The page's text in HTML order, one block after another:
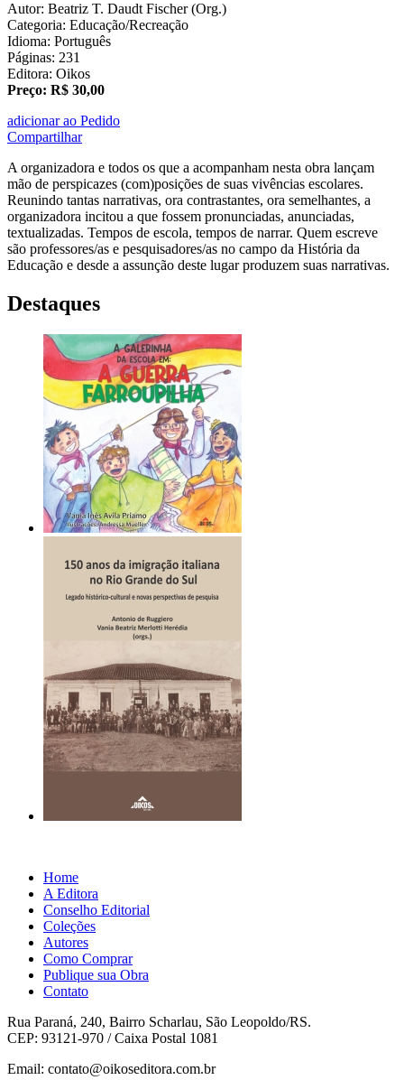
Autor: Beatriz T. Daudt Fischer (Org.)
Categoria: Educação/Recreação
Idioma: Português
Páginas: 231
Editora: Oikos
Preço: R$ 30,00
adicionar ao Pedido
Compartilhar
A organizadora e todos os que a acompanham nesta obra lançam
mão de perspicazes (com)posições de suas vivências escolares.
Reunindo tantas narrativas, ora contrastantes, ora semelhantes, a
organizadora incitou a que fossem pronunciadas, anunciadas,
textualizadas. Tempos de escola, tempos de narrar. Quem escreve
são professores/as e pesquisadores/as no campo da História da
Educação e desde a assunção deste lugar produzem suas narrativas.
Destaques
Home
A Editora
Conselho Editorial
Coleções
Autores
Como Comprar
Publique sua Obra
Contato
Rua Paraná, 240, Bairro Scharlau, São Leopoldo/RS.
CEP: 93121-970 / Caixa Postal 1081
Email: contato@oikoseditora.com.br